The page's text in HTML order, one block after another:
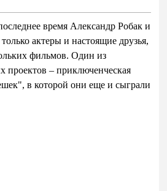
время Александр Робак и
актеры и настоящие друзья,
фильмов. Один из
проектов – приключенческая
в которой они еще и сыграли